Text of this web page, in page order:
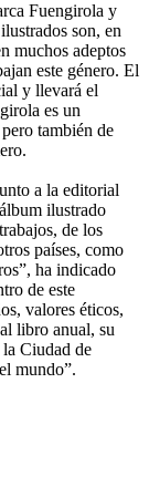
Fuengirola y
son, en
muchos adeptos
este género. El
y llevará el
es un
también de
a la editorial
ilustrado
de los
países, como
ha indicado
de este
valores éticos,
libro anual, su
Ciudad de
mundo”.